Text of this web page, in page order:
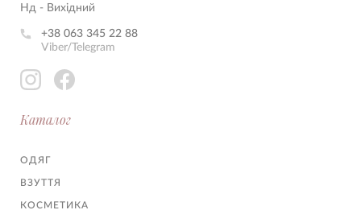
Нд - Вихідний
+38 063 345 22 88
Viber/Telegram
Каталог
ОДЯГ
ВЗУТТЯ
КОСМЕТИКА